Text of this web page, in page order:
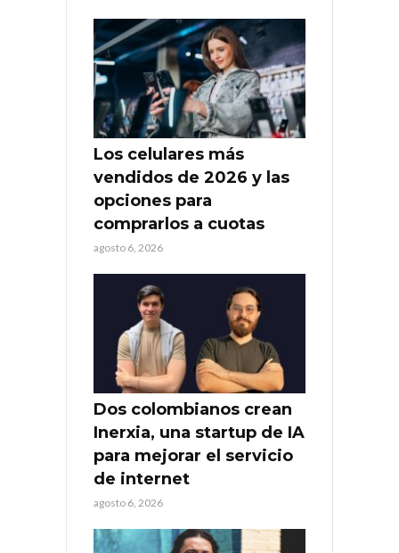
Los celulares más
vendidos de 2026 y las
opciones para
comprarlos a cuotas
agosto 6, 2026
Dos colombianos crean
Inerxia, una startup de IA
para mejorar el servicio
de internet
agosto 6, 2026